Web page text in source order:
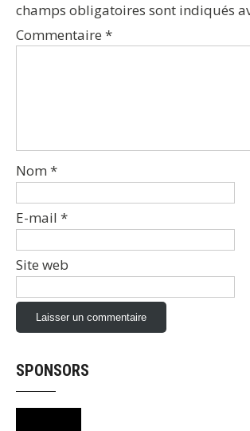
champs obligatoires sont indiqués
Commentaire *
Nom *
E-mail *
Site web
SPONSORS